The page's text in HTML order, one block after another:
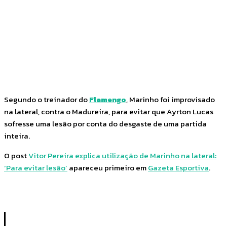
Segundo o treinador doFlamengo, Marinho foi improvisado
na lateral, contra o Madureira, para evitar que Ayrton Lucas
sofresse uma lesão por conta do desgaste de uma partida
inteira.
O postVitor Pereira explica utilização de Marinho na lateral:
‘Para evitar lesão’ apareceu primeiro emGazeta Esportiva.